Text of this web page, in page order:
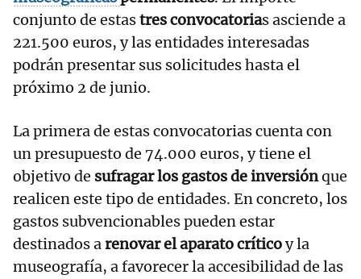
conjunto de estastres convocatorias asciende a
221.500 euros, y las entidades interesadas
podrán presentar sus solicitudes hasta el
próximo 2 de junio.
La primera de estas convocatorias cuenta con
un presupuesto de 74.000 euros, y tiene el
objetivo de sufragar los gastos de inversiónque
realicen este tipo de entidades. En concreto, los
gastos subvencionables pueden estar
destinados arenovar el aparato críticoy la
museografía, a favorecer la accesibilidad de las